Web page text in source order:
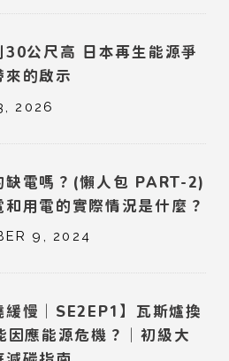
30公尺高 日本再生能源爭
來的啟示
2026
缺電嗎？(懶人包 PART-2)
和用電的實際情況是什麼？
9, 2024
緩慢｜SE2EP1】瓦斯爐換
因應能源危機？｜初級大